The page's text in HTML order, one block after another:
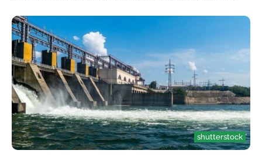
shutterstock